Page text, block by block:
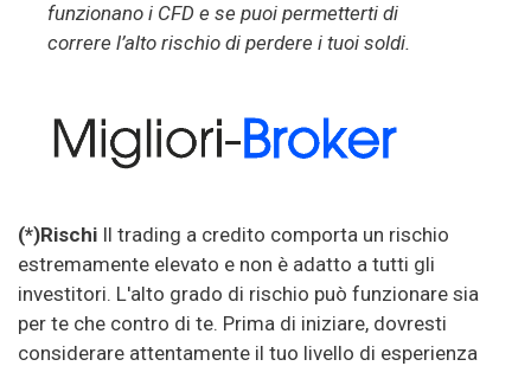
funzionano i CFD e se puoi permetterti di
correre l’alto rischio di perdere i tuoi soldi.
(*)Rischi Il trading a credito comporta un rischio
estremamente elevato e non è adatto a tutti gli
investitori. L'alto grado di rischio può funzionare sia
per te che contro di te. Prima di iniziare, dovresti
considerare attentamente il tuo livello di esperienza